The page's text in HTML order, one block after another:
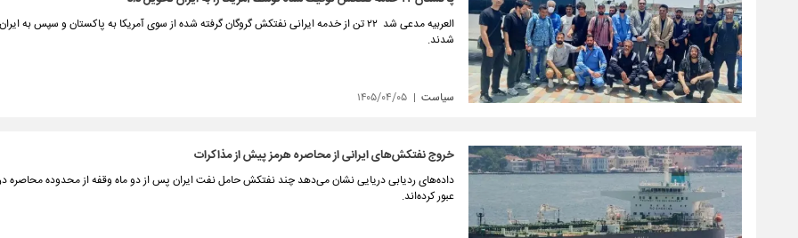
العربیه مدعی شد ۲۲ تن از خدمه ایرانی نفتکش گروگان گرفته شده از سوی آمریکا به پاکستان و سپس به
شدند.
سیاست ۱۴۰۵/۰۴/۰۵
خروج نفتکش‌های ایرانی از محاصره هرمز پیش از مذاکرات
داده‌های ردیابی دریایی نشان می‌دهد چند نفتکش حامل نفت ایران پس از دو ماه وقفه از محدوده محاصره
عبور کرده‌اند.